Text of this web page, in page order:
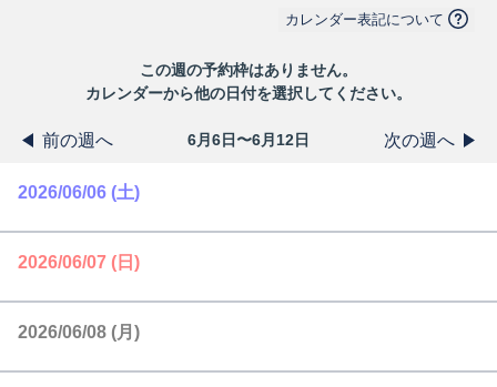
カレンダー表記について
この週の予約枠はありません。
カレンダーから他の日付を選択してください。
前の週へ 6月6日〜6月12日 次の週へ
2026/06/06 (土)
2026/06/07 (日)
2026/06/08 (月)